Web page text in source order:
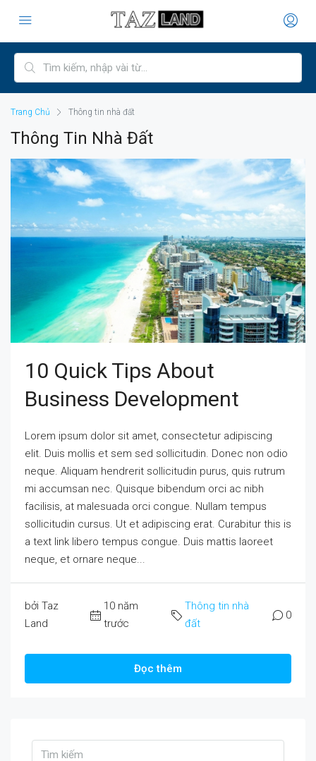
Trang Chủ Thông tin nhà đất
Thông Tin Nhà Đất
10 Quick Tips About
Business Development
Lorem ipsum dolor sit amet, consectetur adipiscing
elit. Duis mollis et sem sed sollicitudin. Donec non odio
neque. Aliquam hendrerit sollicitudin purus, quis rutrum
mi accumsan nec. Quisque bibendum orci ac nibh
facilisis, at malesuada orci congue. Nullam tempus
sollicitudin cursus. Ut et adipiscing erat. Curabitur this is
a text link libero tempus congue. Duis mattis laoreet
neque, et ornare neque...
bởi Taz
Land
10 năm
trước
Thông tin nhà
đất
0
Đọc thêm